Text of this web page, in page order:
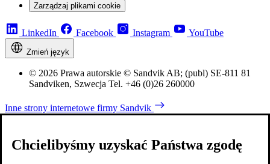
Zarządzaj plikami cookie
LinkedIn Facebook Instagram YouTube
Zmień język
© 2026 Prawa autorskie © Sandvik AB; (publ) SE-811 81
Sandviken, Szwecja Tel. +46 (0)26 260000
Inne strony internetowe firmy Sandvik
Chcielibyśmy uzyskać Państwa zgodę